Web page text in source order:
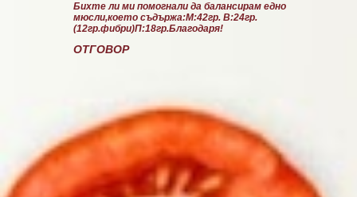
Бихте ли ми помогнали да балансирам едно
мюсли,което съдържа:М:42гр. В:24гр.
(12гр.фибри)П:18гр.Благодаря!
ОТГОВОР